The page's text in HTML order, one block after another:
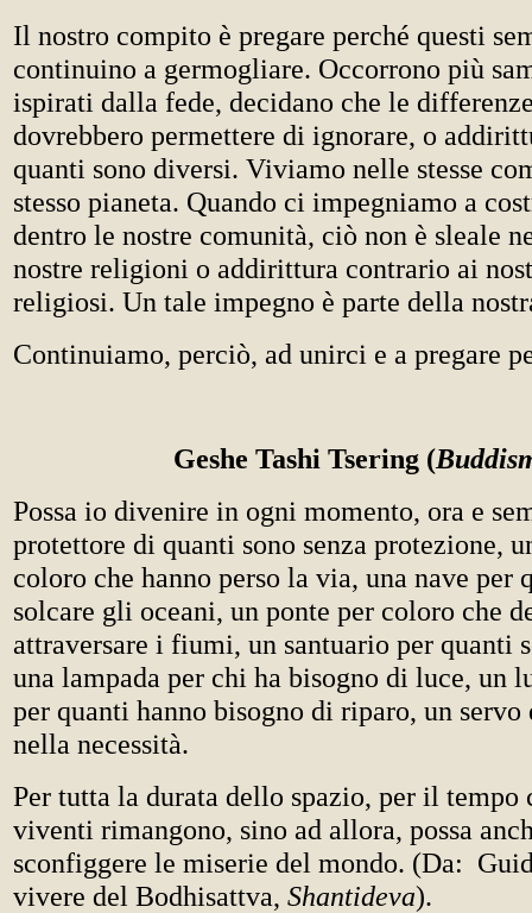
Il nostro compito è pregare perché questi
continuino a germogliare. Occorrono più
ispirati dalla fede, decidano che le
dovrebbero permettere di ignorare, o
quanti sono diversi. Viviamo nelle stesse
stesso pianeta. Quando ci impegniamo a
dentro le nostre comunità, ciò non è sleale
nostre religioni o addirittura contrario ai
religiosi. Un tale impegno è parte della
Continuiamo, perciò, ad unirci e a pregare
Geshe Tashi Tsering (
Possa io divenire in ogni momento, ora e
protettore di quanti sono senza protezione,
coloro che hanno perso la via, una nave per
solcare gli oceani, un ponte per coloro che
attraversare i fiumi, un santuario per quanti
una lampada per chi ha bisogno di luce, un
per quanti hanno bisogno di riparo, un servo
nella necessità.
Per tutta la durata dello spazio, per il tempo
viventi rimangono, sino ad allora, possa
sconfiggere le miserie del mondo. (Da:
vivere del Bodhisattva, Shantideva).